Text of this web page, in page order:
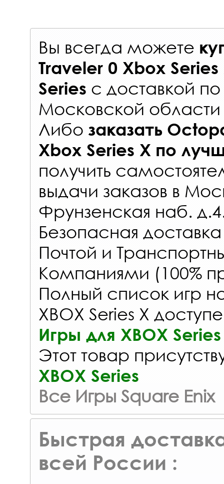
Вы всегда можете
Traveler 0 Xbox Series
Series с доставкой
Московской
Либо заказать
Xbox Series X по
получить
выдачи заказов в
Фрунзенская наб.
Безопасная
Почтой и
Компаниями (100%
Полный список игр
XBOX Series X
Игры для XBOX
Этот товар
XBOX Series
Все Игры Square Enix
Быстрая
всей России :